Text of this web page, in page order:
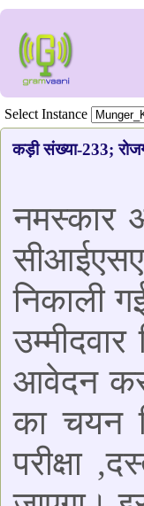
Select Instance
कड़ी संख्या-233;
नमस्कार
निकाली
आवेदन कर
का चयन
परीक्षा